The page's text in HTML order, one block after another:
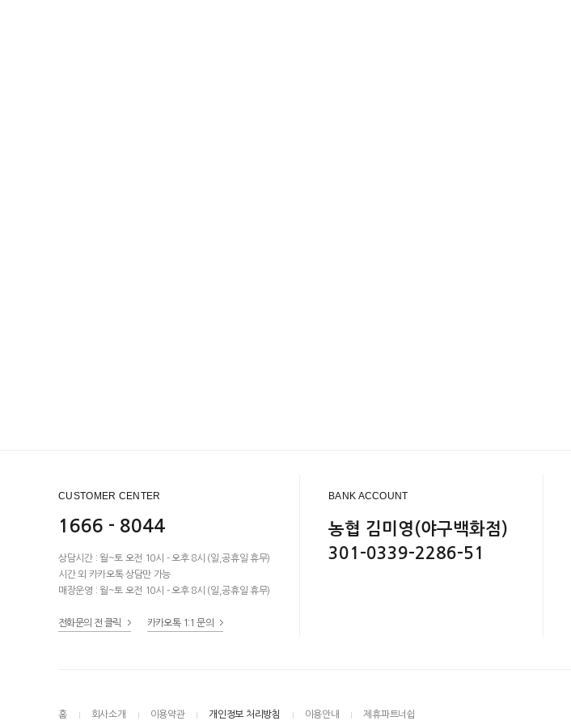
CUSTOMER CENTER
1666 - 8044
상담시간 : 월~토 오전 10시 - 오후 8시 (일,공휴일 휴무)
시간 외 카카오톡 상담만 가능
매장운영 : 월~토 오전 10시 - 오후 8시 (일,공휴일 휴무)
전화문의 전 클릭 카카오톡 1:1 문의
BANK ACCOUNT
농협 김미영(야구백화점)
301-0339-2286-51
홈 회사소개 이용약관 개인정보 처리방침 이용안내 제휴파트너쉽